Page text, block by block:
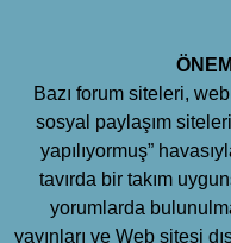
Bazı forum siteleri,
sosyal paylaşım
yapılıyormuş”
tavırda bir takım
yorumlarda
yayınları ve Web sitesi